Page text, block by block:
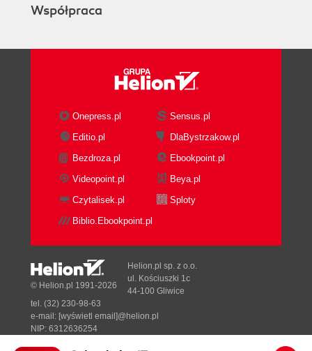
Współpraca
Onepress.pl
Sensus.pl
Editio.pl
DlaBystrzakow.pl
Bezdroza.pl
Ebookpoint.pl
Videopoint.pl
Beya.pl
Czytalisek.pl
Sploty
Biblio.Ebookpoint.pl
© Helion.pl 1991-2026
Helion.pl sp. z o.o.
ul. Kościuszki 1c
44-100 Gliwice
tel. (32) 230-98-63
e-mail: [wyświetl email]@helion.pl
NIP: 6312636254